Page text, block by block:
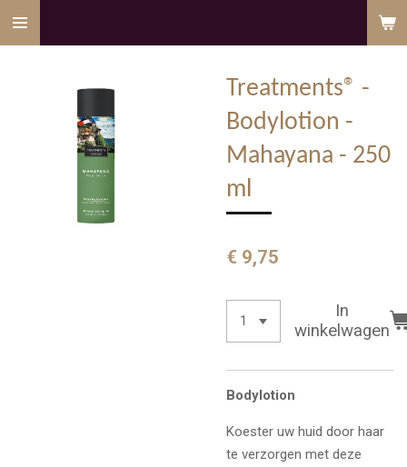
Ga
direct
Treatments® -
Bodylotion -
Mahayana - 250
ml
€ 9,75
In
winkelwagen
Bodylotion
Koester uw huid door haar
te verzorgen met deze